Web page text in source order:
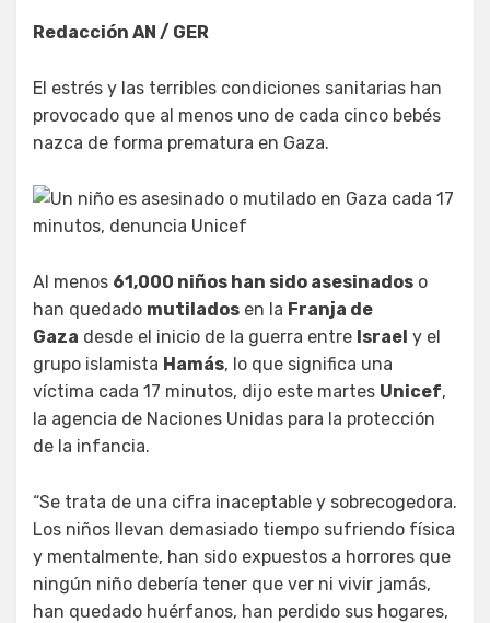
Redacción AN / GER
El estrés y las terribles condiciones sanitarias han
provocado que al menos uno de cada cinco bebés
nazca de forma prematura en Gaza.
Al menos 61,000 niños han sido asesinados o
han quedado mutilados en la Franja de
Gaza desde el inicio de la guerra entre Israel y el
grupo islamista Hamás, lo que significa una
víctima cada 17 minutos, dijo este martes Unicef,
la agencia de Naciones Unidas para la protección
de la infancia.
“Se trata de una cifra inaceptable y sobrecogedora.
Los niños llevan demasiado tiempo sufriendo física
y mentalmente, han sido expuestos a horrores que
ningún niño debería tener que ver ni vivir jamás,
han quedado huérfanos, han perdido sus hogares,